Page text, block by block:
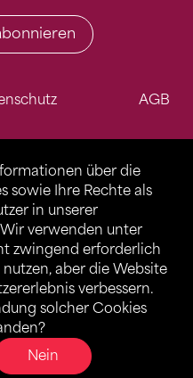
über die
sowie Ihre Rechte als
in unserer
verwenden unter
zwingend erforderlich
aber die Website
verbessern.
solcher Cookies
Nein
AGB